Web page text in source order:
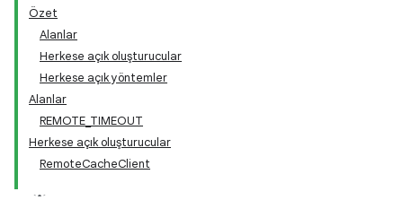
Özet
Alanlar
Herkese açık oluşturucular
Herkese açık yöntemler
Alanlar
REMOTE_TIMEOUT
Herkese açık oluşturucular
RemoteCacheClient